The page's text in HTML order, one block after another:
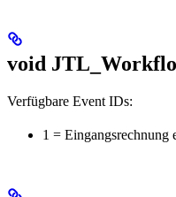
void
Verfügbare Event IDs:
1 = Eingangsrechnung